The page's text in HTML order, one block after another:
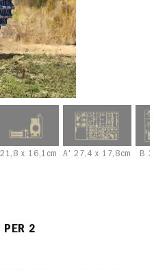
x 16,1cm A' 27,4 x 17,8cm B
PER 2